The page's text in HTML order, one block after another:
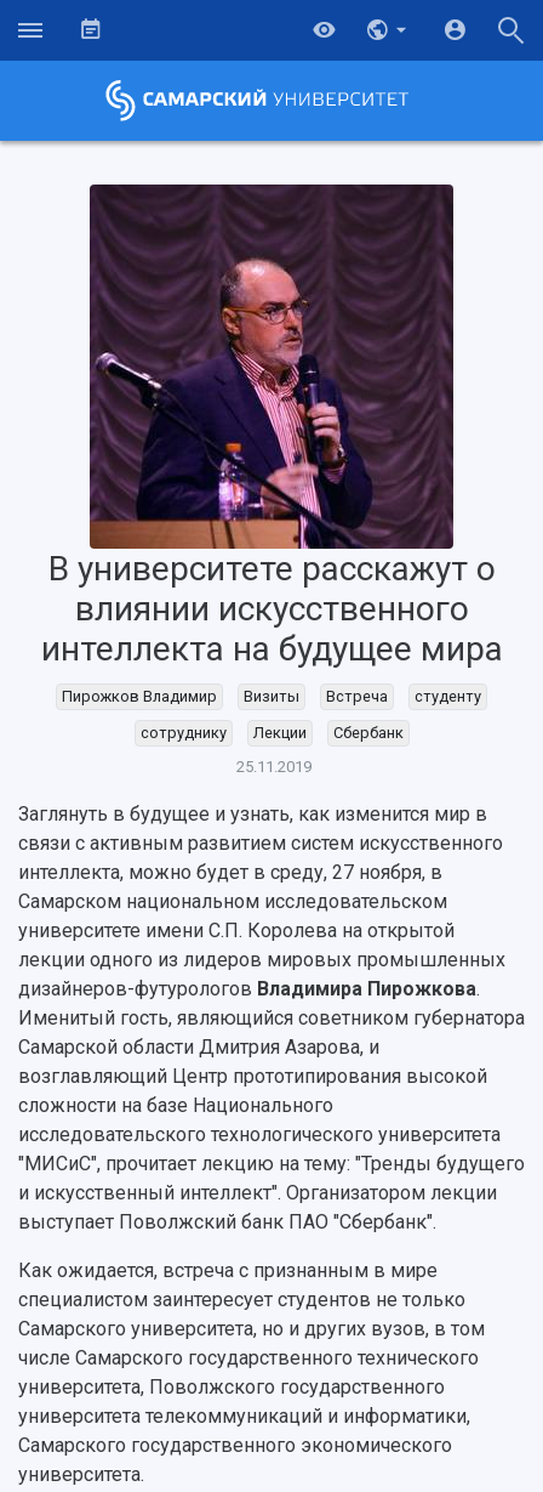
НАЗАД
Об университете
Руководство
Наблюдательный совет
Кадровый резерв
Персоналии
Сотрудники и преподаватели
Заслуженные деятели
Структура университета
Институты и факультеты
Кафедры
Отделы и службы
Общественные организации
Институт искусственного интеллекта
Инжиниринговый центр
Аграрный карбоновый полигон
Архив
Фирменный стиль
Новости
События
СМИ об университете
Пресс-центр
Газета "Полет"
Газета "Самарский университет"
Мы в соцсетях
Мультимедиа
Подкасты
Просветительский проект "Одержимы
Образование
Почему я выбираю Самарский университет?
Бакалавриат и специалитет
Магистратура
Аспирантура
Формы обучения
Учебные планы
Дополнительное образование
Институты и факультеты
Образовательные программы
Профессорско-преподавательский состав
Расписание занятий
Стипендии
Тестирование иностранных граждан на
знание русского языка, истории России и
основ законодательства РФ
Платные образовательные услуги
Скидки на обучение
Подготовительные курсы
Библиотека
Научно-исследовательская деятельность
Основные научные направления
Диссертационные советы
Подготовка научных кадров
Конкурс на замещение должностей научных
работников
Научно-технический совет
Научные проекты и темы
Аспирантура и докторантура
Справочные материалы
Научная инфраструктура
Научно-исследовательские подразделения
Структурная схема управления научно-
исследовательской деятельностью
Материальная база
Организационные документы
Результаты научно-исследовательской
деятельности
Научно-технические разработки
Конкурсы научных проектов и грантов
Областной конкурс "Молодой учёный"
Отчеты о научно-исследовательской
В университете расскажут о
влиянии искусственного
интеллекта на будущее мира
Пирожков Владимир Визиты Встреча
студенту
сотруднику
Лекции
Сбербанк
25.11.2019
Заглянуть в будущее и узнать, как изменится мир в
связи с активным развитием систем искусственного
интеллекта, можно будет в среду, 27 ноября, в
Самарском национальном исследовательском
университете имени С.П. Королева на открытой
лекции одного из лидеров мировых промышленных
дизайнеров-футурологов Владимира Пирожкова.
Именитый гость, являющийся советником губернатора
Самарской области Дмитрия Азарова, и
возглавляющий Центр прототипирования высокой
сложности на базе Национального
исследовательского технологического университета
"МИСиС", прочитает лекцию на тему: "Тренды будущего
и искусственный интеллект". Организатором лекции
выступает Поволжский банк ПАО "Сбербанк".
Как ожидается, встреча с признанным в мире
специалистом заинтересует студентов не только
Самарского университета, но и других вузов, в том
числе Самарского государственного технического
университета, Поволжского государственного
университета телекоммуникаций и информатики,
Самарского государственного экономического
университета.